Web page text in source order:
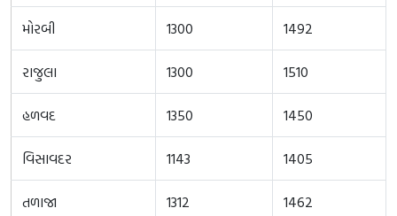
મોરબી 1300 1492
રાજુલા 1300 1510
હળવદ 1350 1450
વિસાવદર 1143 1405
તળાજા 1312 1462